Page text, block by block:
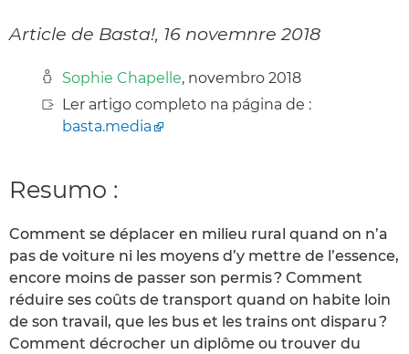
Article de Basta!, 16 novemnre 2018
Sophie Chapelle, novembro 2018
Ler artigo completo na página de :
basta.media
Resumo :
Comment se déplacer en milieu rural quand on n’a
pas de voiture ni les moyens d’y mettre de l’essence,
encore moins de passer son permis ? Comment
réduire ses coûts de transport quand on habite loin
de son travail, que les bus et les trains ont disparu ?
Comment décrocher un diplôme ou trouver du